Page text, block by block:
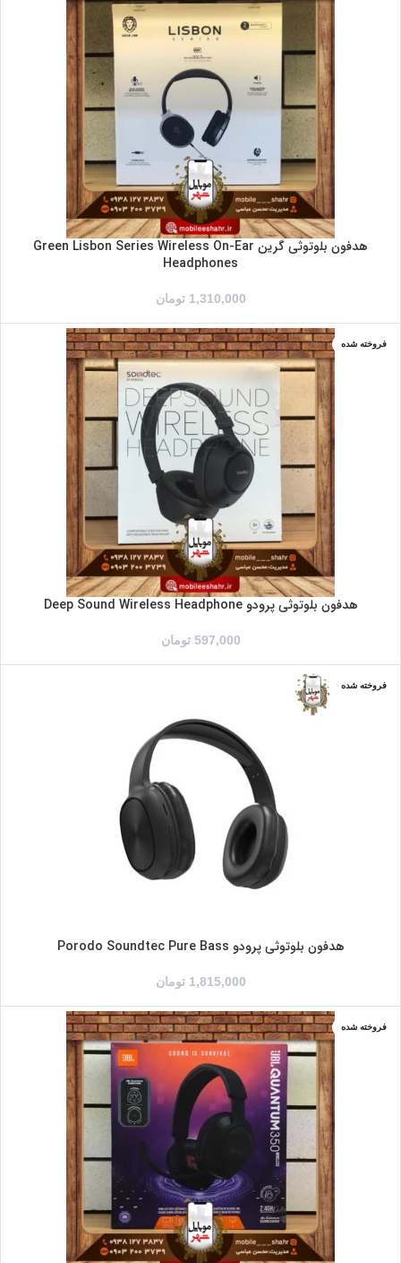
هدفون بلوتوثی گرین Green Lisbon Series Wireless On-Ear
Headphones
1,310,000 تومان
فروخته شده
هدفون بلوتوثی پرودو Deep Sound Wireless Headphone
597,000 تومان
فروخته شده
هدفون بلوتوثی پرودو Porodo Soundtec Pure Bass
1,815,000 تومان
فروخته شده